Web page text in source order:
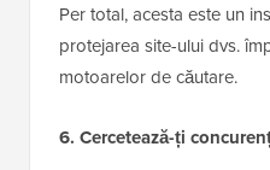
Per total, acesta este un
protejarea site-ului dvs.
motoarelor de căutare.
6. Cercetează-ți